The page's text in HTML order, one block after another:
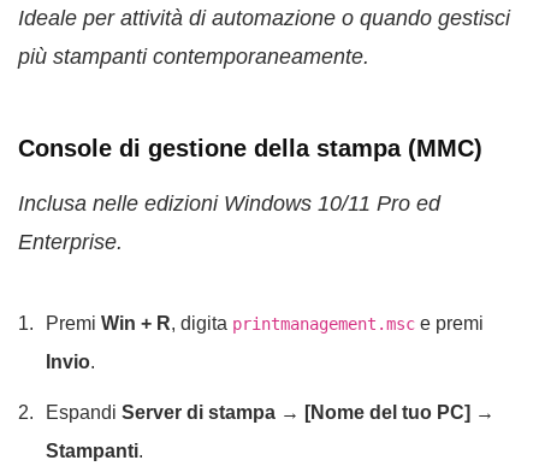
Ideale per attività di automazione o quando gestisci
più stampanti contemporaneamente.
Console di gestione della stampa (MMC)
Inclusa nelle edizioni Windows 10/11 Pro ed
Enterprise.
Premi Win + R, digita printmanagement.msc e premi
Invio.
Espandi Server di stampa → [Nome del tuo PC] →
Stampanti.